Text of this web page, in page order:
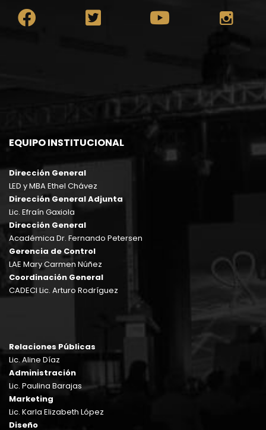
EQUIPO INSTITUCIONAL
Dirección General
LED y MBA Ethel Chávez
Dirección General Adjunta
Lic. Efraín Gaxiola
Dirección General
Académica Dr. Fernando Petersen
Gerencia de Control
LAE Mary Carmen Núñez
Coordinación General
CADECI Lic. Arturo Rodríguez
Relaciones Públicas
Lic. Aline Díaz
Administración
Lic. Paulina Barajas
Marketing
Lic. Karla Elizabeth López
Diseño